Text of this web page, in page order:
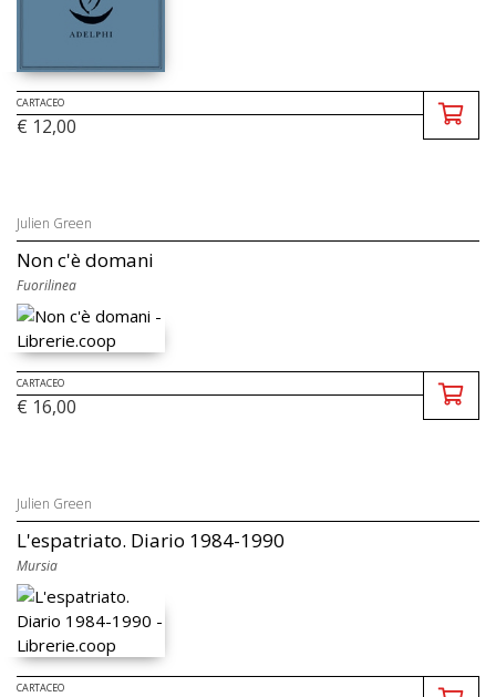
CARTACEO
€ 12,00
Julien Green
Non c'è domani
Fuorilinea
CARTACEO
€ 16,00
Julien Green
L'espatriato. Diario 1984-1990
Mursia
CARTACEO